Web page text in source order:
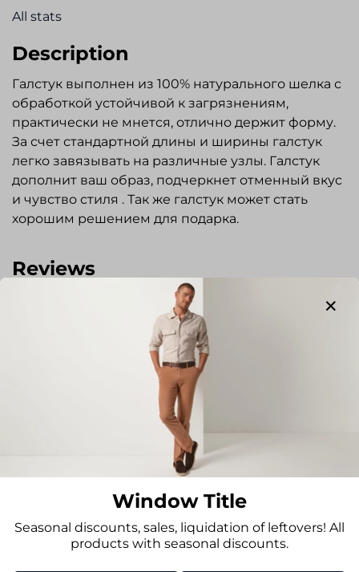
All stats
Description
Галстук выполнен из 100% натурального шелка с
обработкой устойчивой к загрязнениям,
практически не мнется, отлично держит форму.
За счет стандартной длины и ширины галстук
легко завязывать на различные узлы. Галстук
дополнит ваш образ, подчеркнет отменный вкус
и чувство стиля . Так же галстук может стать
хорошим решением для подарка.
Reviews
No one has left any reviews yet
Window Title
Seasonal discounts, sales, liquidation of leftovers! All
products with seasonal discounts.